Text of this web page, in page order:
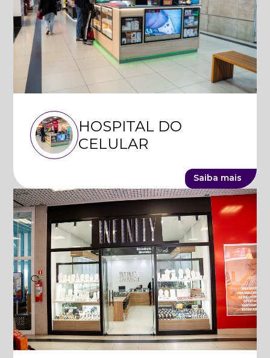
HOSPITAL DO
CELULAR
Saiba mais